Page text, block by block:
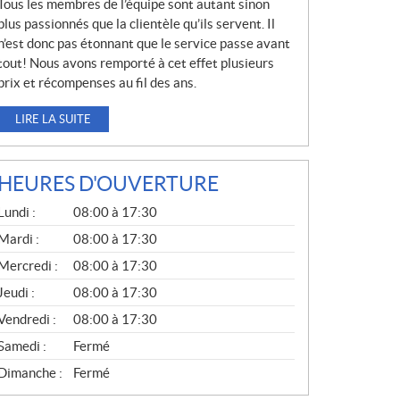
les membres de l’équipe sont autant sinon
passionnés que la clientèle qu’ils servent. Il
donc pas étonnant que le service passe avant
Nous avons remporté à cet effet plusieurs
et récompenses au fil des ans.
LIRE LA SUITE
HEURES D'OUVERTURE
Lundi :
08:00 à 17:30
Mardi :
08:00 à 17:30
Mercredi :
08:00 à 17:30
:
08:00 à 17:30
:
08:00 à 17:30
:
Fermé
Dimanche :
Fermé